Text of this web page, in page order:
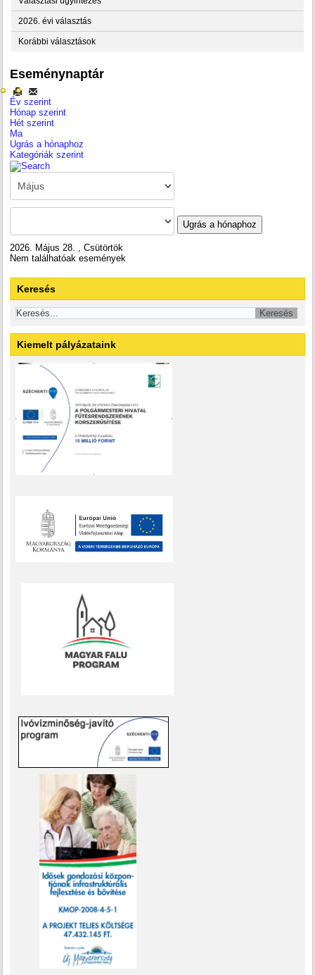
2026. évi választás
Korábbi választások
Eseménynaptár
Év szerint
Hónap szerint
Hét szerint
Ma
Ugrás a hónaphoz
Kategóriák szerint
Ugrás a hónaphoz
2026. Május 28. , Csütörtök
Nem találhatóak események
Keresés
Kiemelt pályázataink